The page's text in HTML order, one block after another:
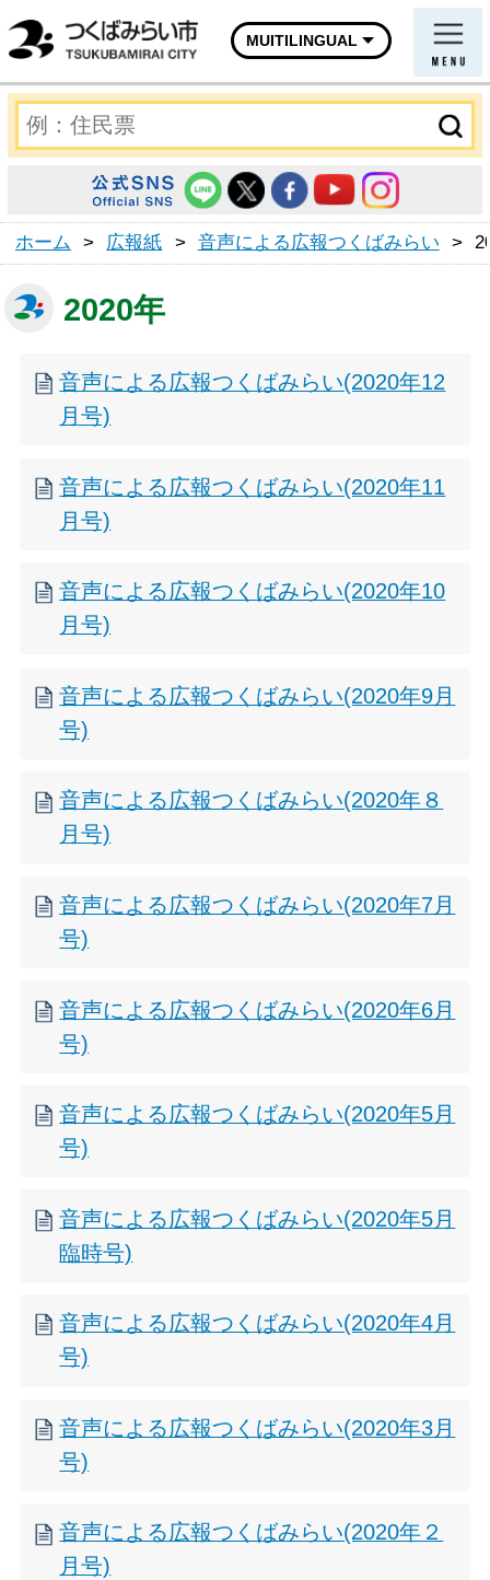
MUITILINGUAL
ホーム > 広報紙 > 音声による広報つくばみらい >
2020年
音声による広報つくばみらい(2020年12
月号)
音声による広報つくばみらい(2020年11
月号)
音声による広報つくばみらい(2020年10
月号)
音声による広報つくばみらい(2020年9月
号)
音声による広報つくばみらい(2020年８
月号)
音声による広報つくばみらい(2020年7月
号)
音声による広報つくばみらい(2020年6月
号)
音声による広報つくばみらい(2020年5月
号)
音声による広報つくばみらい(2020年5月
臨時号)
音声による広報つくばみらい(2020年4月
号)
音声による広報つくばみらい(2020年3月
号)
音声による広報つくばみらい(2020年２
月号)